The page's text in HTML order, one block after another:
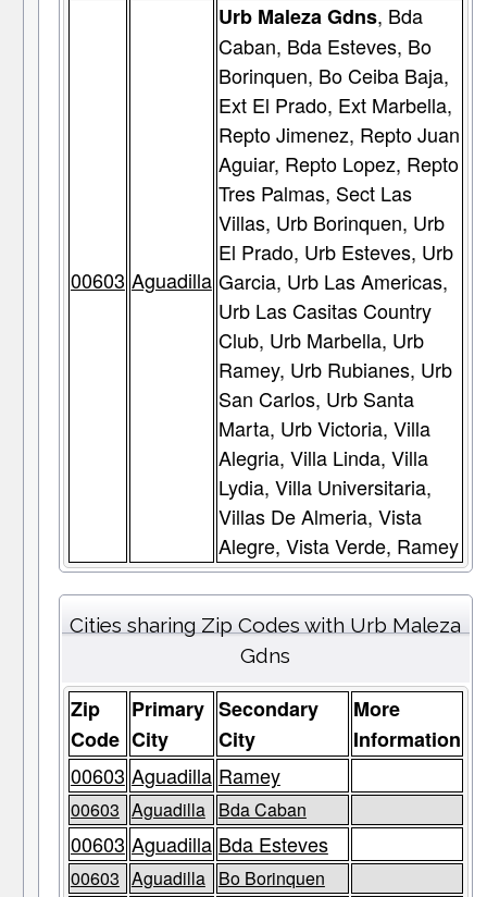
00603 Aguadilla
Urb Maleza Gdns, Bda
Caban, Bda Esteves, Bo
Borinquen, Bo Ceiba Baja,
Ext El Prado, Ext Marbella,
Repto Jimenez, Repto Juan
Aguiar, Repto Lopez, Repto
Tres Palmas, Sect Las
Villas, Urb Borinquen, Urb
El Prado, Urb Esteves, Urb
Garcia, Urb Las Americas,
Urb Las Casitas Country
Club, Urb Marbella, Urb
Ramey, Urb Rubianes, Urb
San Carlos, Urb Santa
Marta, Urb Victoria, Villa
Alegria, Villa Linda, Villa
Lydia, Villa Universitaria,
Villas De Almeria, Vista
Alegre, Vista Verde, Ramey
Cities sharing Zip Codes with Urb Maleza
Gdns
Zip
Code
Primary
City
Secondary
City
More
Information
00603 Aguadilla Ramey
00603 Aguadilla Bda Caban
00603 Aguadilla Bda Esteves
00603 Aguadilla Bo Borinquen